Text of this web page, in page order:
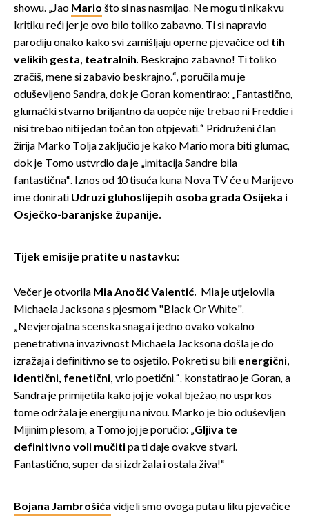
showu. „Jao Mario što si nas nasmijao. Ne mogu ti nikakvu
kritiku reći jer je ovo bilo toliko zabavno. Ti si napravio
parodiju onako kako svi zamišljaju operne pjevačice od tih
velikih gesta, teatralnih. Beskrajno zabavno! Ti toliko
zračiš, mene si zabavio beskrajno.“, poručila mu je
oduševljeno Sandra, dok je Goran komentirao: „Fantastično,
glumački stvarno briljantno da uopće nije trebao ni Freddie i
nisi trebao niti jedan točan ton otpjevati.“ Pridruženi član
žirija Marko Tolja zaključio je kako Mario mora biti glumac,
dok je Tomo ustvrdio da je „imitacija Sandre bila
fantastična“. Iznos od 10 tisuća kuna Nova TV će u Marijevo
ime donirati Udruzi gluhoslijepih osoba grada Osijeka i
Osječko-baranjske županije.
Tijek emisije pratite u nastavku:
Večer je otvorila Mia Anočić Valentić. Mia je utjelovila
Michaela Jacksona s pjesmom "Black Or White".
„Nevjerojatna scenska snaga i jedno ovako vokalno
penetrativna invazivnost Michaela Jacksona došla je do
izražaja i definitivno se to osjetilo. Pokreti su bili energični,
identični, fenetični, vrlo poetični.“, konstatirao je Goran, a
Sandra je primijetila kako joj je vokal bježao, no usprkos
tome održala je energiju na nivou. Marko je bio oduševljen
Mijinim plesom, a Tomo joj je poručio: „Gljiva te
definitivno voli mučiti pa ti daje ovakve stvari.
Fantastično, super da si izdržala i ostala živa!“
Bojana Jambrošića vidjeli smo ovoga puta u liku pjevačice